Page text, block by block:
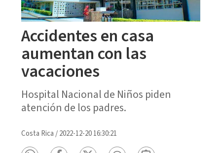
Accidentes en casa
aumentan con las
vacaciones
Hospital Nacional de Niños piden
atención de los padres.
Costa Rica /2022-12-20 16:30:21